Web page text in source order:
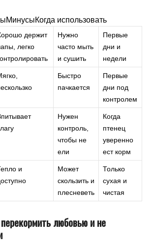
использовать
держит
легко
Нужно
часто мыть
и сушить
Первые
дни и
недели
Быстро
пачкается
Первые
дни под
контролем
Нужен
контроль,
чтобы не
ели
Когда
птенец
уверенно
ест корм
и
Может
скользить и
плесневеть
Только
сухая и
чистая
любовью и не